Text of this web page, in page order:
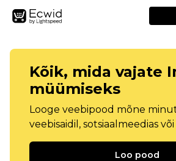
Kõik, mida vajate
müümiseks
Looge veebipood mõne
veebisaidil, sotsiaalmeedias
Loo pood